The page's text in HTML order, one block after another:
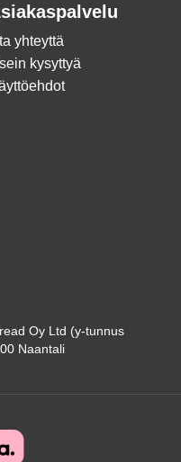
yhteyttä
kysyttyä
Oy Ltd (y-tunnus
Naantali